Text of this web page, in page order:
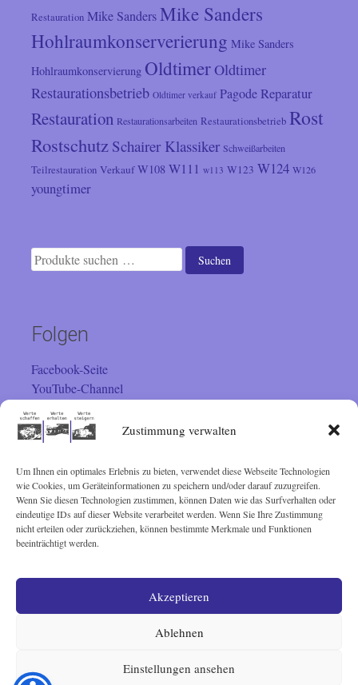
Zustimmung verwalten
Um Ihnen ein optimales Erlebnis zu bieten, verwendet diese Webseite Technologien
wie Cookies, um Geräteinformationen zu speichern und/oder darauf zuzugreifen.
Wenn Sie diesen Technologien zustimmen, können Daten wie das Surfverhalten oder
eindeutige IDs auf dieser Website verarbeitet werden. Wenn Sie Ihre Zustimmung
nicht erteilen oder zurückziehen, können bestimmte Merkmale und Funktionen
beeinträchtigt werden.
Akzeptieren
Ablehnen
Einstellungen ansehen
Restauration Mike SandersMike Sanders
Hohlraumkonserverierung Mike Sanders
Hohlraumkonservierung OldtimerOldtimer
Restaurationsbetrieb Oldtimer verkauf PagodeReparatur
Restauration Restaurationsarbeiten Restaurationsbetrieb Rost
Rostschutz Schairer Klassiker Schweißarbeiten
Teilrestauration Verkauf W108 W111 w113 W123 W124 W126
youngtimer
Suchen
nach:
Suchen
Folgen
Facebook-Seite
YouTube-Channel
Besucher
Sie sind seit 01.02.2001 der